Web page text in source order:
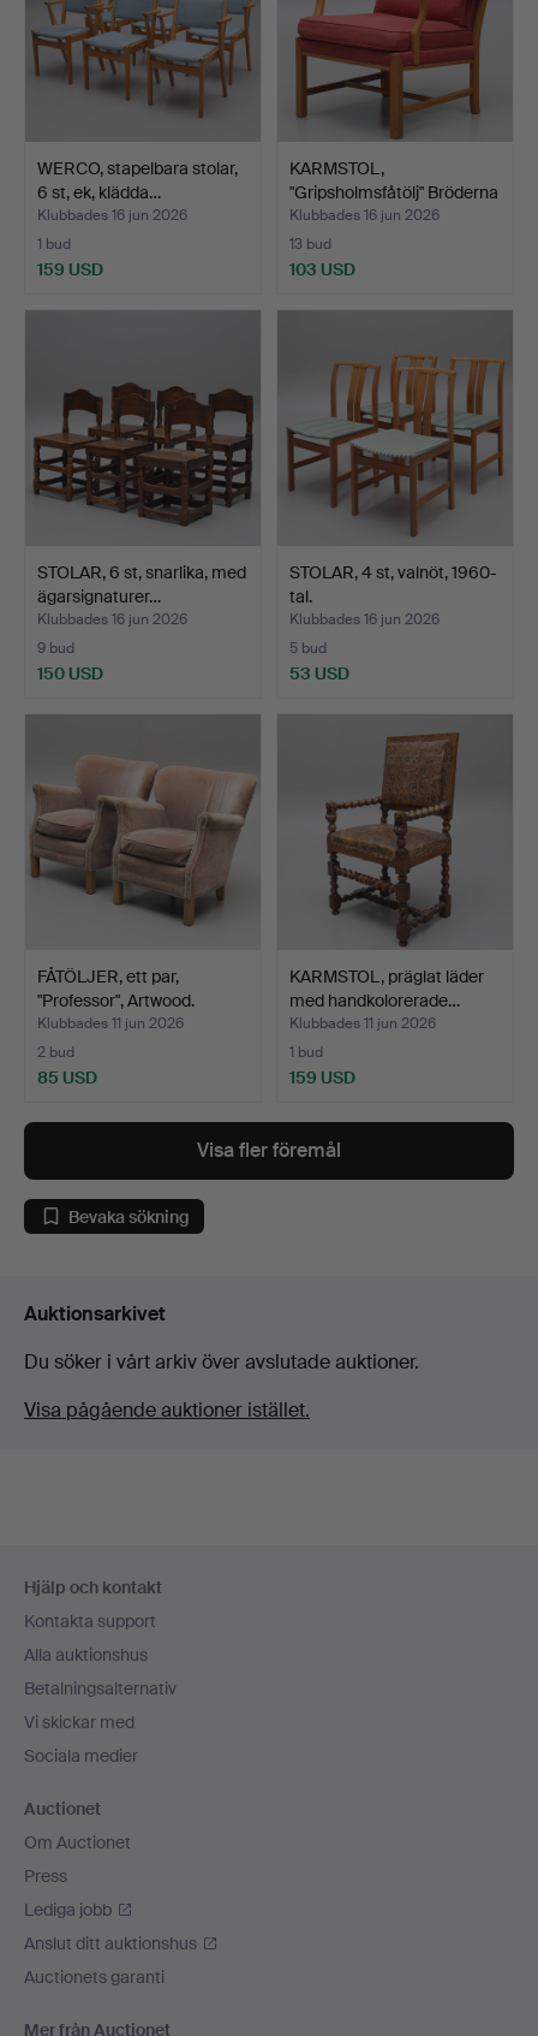
WERCO, stapelbara stolar,
6 st, ek, klädda…
Klubbades 16 jun 2026
1 bud
159 USD
KARMSTOL,
"Gripsholmsfåtölj" Bröderna
Ande…
Klubbades 16 jun 2026
13 bud
103 USD
STOLAR, 6 st, snarlika, med
ägarsignaturer…
Klubbades 16 jun 2026
9 bud
150 USD
STOLAR, 4 st, valnöt, 1960-
tal.
Klubbades 16 jun 2026
5 bud
53 USD
FÅTÖLJER, ett par,
"Professor", Artwood.
Klubbades 11 jun 2026
2 bud
85 USD
KARMSTOL, präglat läder
med handkolorerade…
Klubbades 11 jun 2026
1 bud
159 USD
Visa fler föremål
Bevaka sökning
Auktionsarkivet
Du söker i vårt arkiv över avslutade auktioner.
Visa pågående auktioner istället.
Hjälp och kontakt
Kontakta support
Alla auktionshus
Betalningsalternativ
Vi skickar med
Sociala medier
Auctionet
Om Auctionet
Press
Lediga jobb
Anslut ditt auktionshus
Auctionets garanti
Mer från Auctionet